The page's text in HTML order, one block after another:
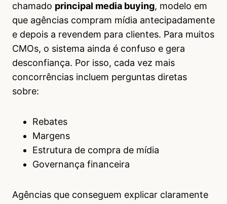
chamado principal media buying, modelo em
que agências compram mídia antecipadamente
e depois a revendem para clientes. Para muitos
CMOs, o sistema ainda é confuso e gera
desconfiança. Por isso, cada vez mais
concorrências incluem perguntas diretas
sobre:
Rebates
Margens
Estrutura de compra de mídia
Governança financeira
Agências que conseguem explicar claramente